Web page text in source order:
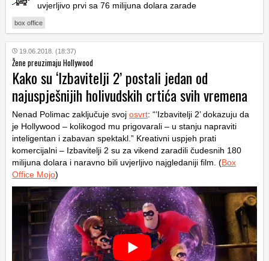
uvjerljivo prvi sa 76 milijuna dolara zarade
box office
19.06.2018. (18:37)
Žene preuzimaju Hollywood
Kako su ‘Izbavitelji 2’ postali jedan od
najuspješnijih holivudskih crtića svih vremena
Nenad Polimac zaključuje svoj osvrt: “‘Izbavitelji 2’ dokazuju da
je Hollywood – kolikogod mu prigovarali – u stanju napraviti
inteligentan i zabavan spektakl.” Kreativni uspjeh prati
komercijalni – Izbavitelji 2 su za vikend zaradili čudesnih 180
milijuna dolara i naravno bili uvjerljivo najgledaniji film. (Box
Office Mojo)